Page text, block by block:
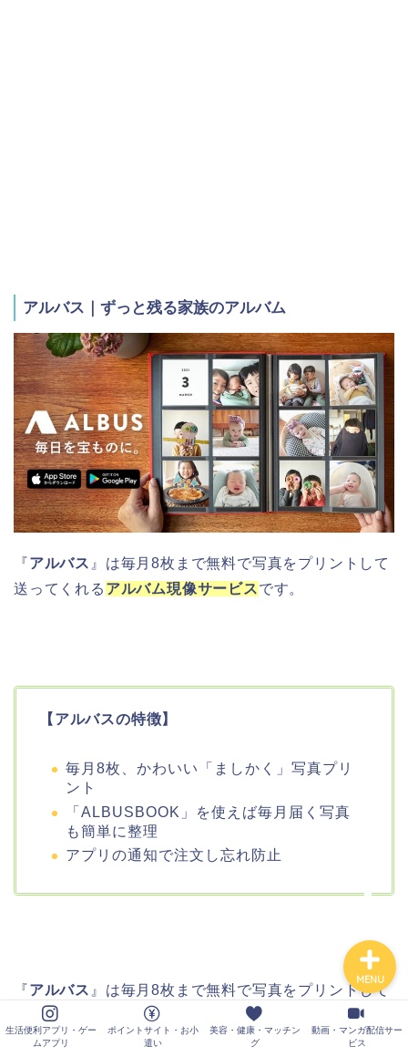
アルバス｜ずっと残る家族のアルバム
『アルバス 』は毎月8枚まで無料で写真をプリントして
送ってくれる アルバム現像サービスです。
【アルバスの特徴】
毎月8枚、かわいい「ましかく」写真プリ
ント
「ALBUSBOOK」を使えば毎月届く写真
も簡単に整理
アプリの通知で注文し忘れ防止
『アルバス 』は毎月8枚まで無料で写真をプリントして
送ってくれる
アルバム現像サービスです。
生活便利アプリ・ゲー
ムアプリ
ポイントサイト・お小
遣い
美容・健康・マッチン
グ
動画・マンガ配信サー
ビス
MENU
アプリ
美容・健康・マッチング
動画・マンガ配信サービ